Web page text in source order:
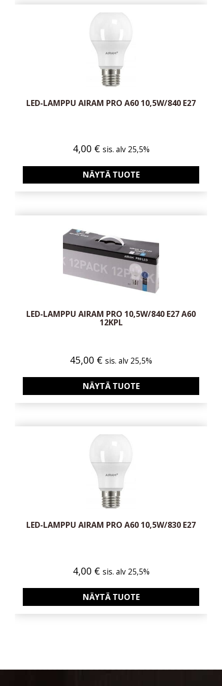
LED-LAMPPU AIRAM PRO A60 10,5W/840 E27
4,00 € sis. alv 25,5%
NÄYTÄ TUOTE
LED-LAMPPU AIRAM PRO 10,5W/840 E27 A60
12KPL
45,00 € sis. alv 25,5%
NÄYTÄ TUOTE
LED-LAMPPU AIRAM PRO A60 10,5W/830 E27
4,00 € sis. alv 25,5%
NÄYTÄ TUOTE